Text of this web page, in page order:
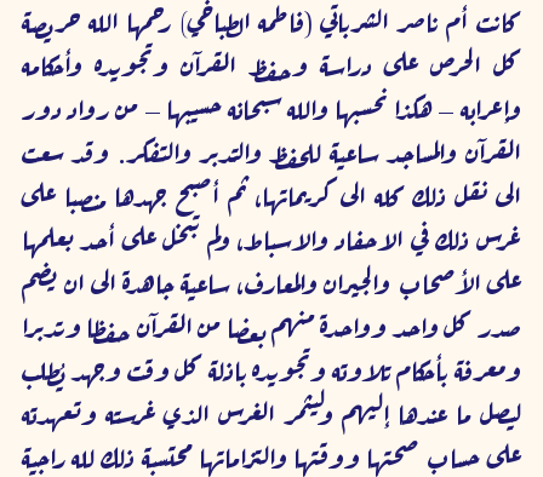
فوائد قرآنية
قالوا عنها
كانت أم ناصر الشرباتي (فاطمه الطباخي) رحمها الله حريصة
كل الحرص على دراسة وحفظ القرآن وتجويده وأحكامه
الى نقل ذلك كله الى كريماتها، ثم أصبح جهدها منصبا على
ليصل ما عندها إليهم وليثمر الغرس الذي غرسته وتعهدته
على حساب صحتها ووقتها والتزاماتها محتسبة ذلك لله راجية